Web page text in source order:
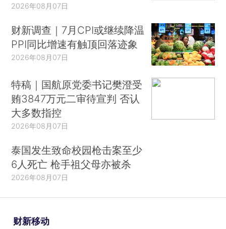
2026年08月07日
财新调查｜7月CPI或继续降温
PPI同比增速有触顶回落迹象
2026年08月07日
特稿｜国航原党委书记樊澄受
贿3847万元二审待宣判 否认
大多数指控
2026年08月07日
泰国发生致命校园枪击案至少
6人死亡 枪手祖父母亦被杀
2026年08月07日
财新移动